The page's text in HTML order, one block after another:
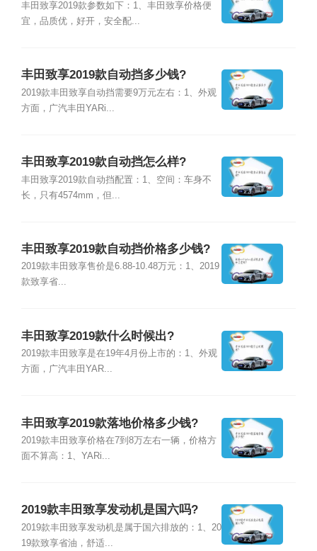
丰田致享2019款参数如下：1、丰田致享价格便
宜，品质优，好开，安全配...
丰田致享2019款自动挡多少钱?
2019款丰田致享自动挡需要9万元左右：1、外观
方面，广汽丰田YARi...
丰田致享2019款自动挡怎么样?
丰田致享2019款自动挡配置：1、空间：车身不
长，只有4574mm，但...
丰田致享2019款自动挡价格多少钱?
2019款丰田致享售价是6.88-10.48万元：1、2019
款致享省...
丰田致享2019款什么时候出?
2019款丰田致享是在19年4月份上市的：1、外观
方面，广汽丰田YAR...
丰田致享2019款落地价格多少钱?
2019款丰田致享价格在7到8万左右一辆，价格方
面不算高：1、YARi...
2019款丰田致享发动机是国六吗?
2019款丰田致享发动机是属于国六排放的：1、20
19款致享省油，舒适...